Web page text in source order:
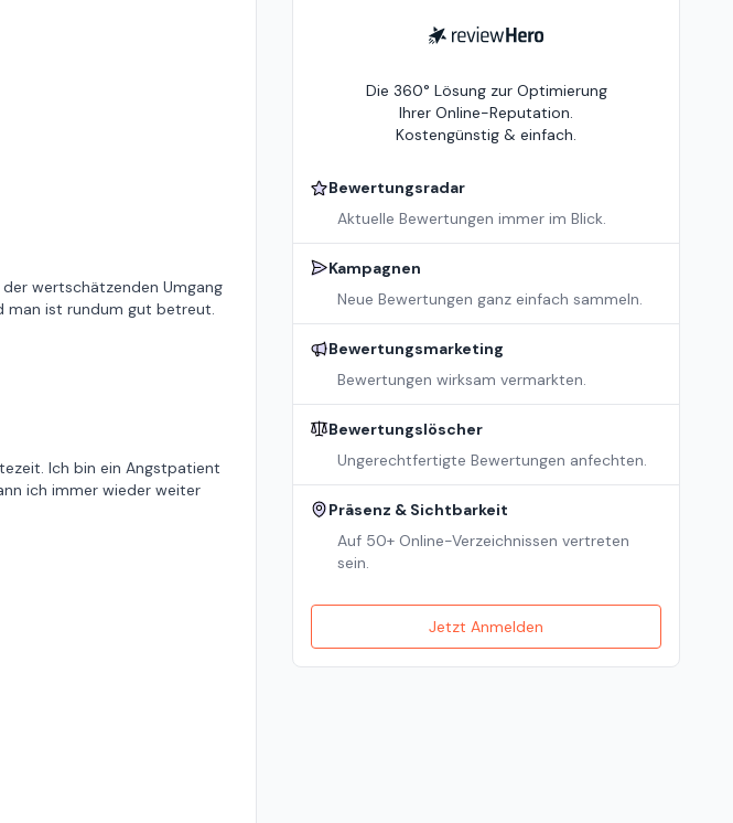
wertschätzenden Umgang
man ist rundum gut betreut.
Ich bin ein Angstpatient
ich immer wieder weiter
ReviewHero
Die 360° Lösung zur Optimierung
Ihrer Online-Reputation.
Kostengünstig & einfach.
Bewertungsradar
Aktuelle Bewertungen immer im Blick.
Kampagnen
Neue Bewertungen ganz einfach sammeln.
Bewertungsmarketing
Bewertungen wirksam vermarkten.
Bewertungslöscher
Ungerechtfertigte Bewertungen anfechten.
Präsenz & Sichtbarkeit
Auf 50+ Online-Verzeichnissen vertreten
sein.
Jetzt Anmelden